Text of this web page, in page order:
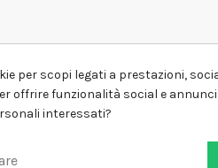
per scopi legati a prestazioni,
offrire funzionalità social e
interessati?